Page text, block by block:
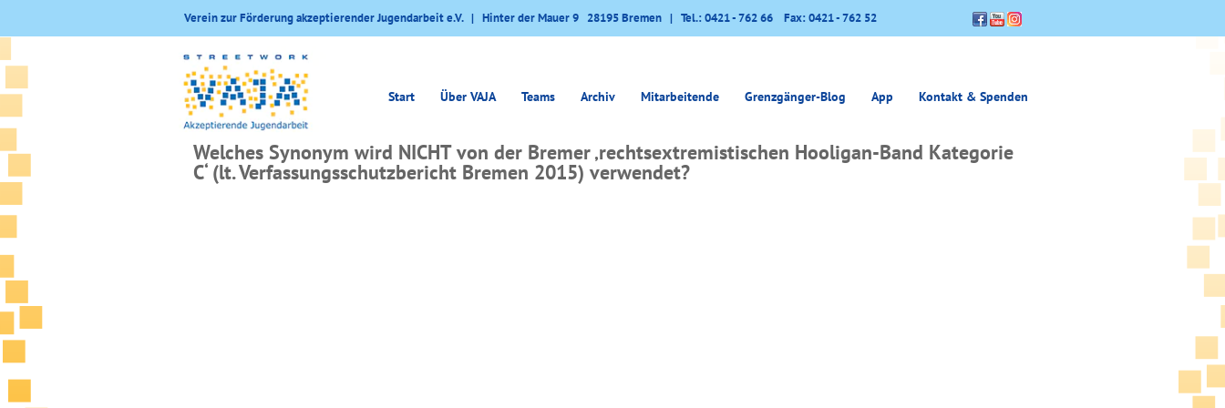
Verein zur Förderung akzeptierender Jugendarbeit e.V. | Hinter der Mauer 9 28195 Bremen | Tel.: 0421 - 762 66 Fax: 0421 - 762 52
Start Über VAJA Teams Archiv Mitarbeitende Grenzgänger-Blog App Kontakt & Spenden
Welches Synonym wird NICHT von der Bremer ‚rechtsextremistischen Hooligan-Band Kategorie
C‘ (lt. Verfassungsschutzbericht Bremen 2015) verwendet?